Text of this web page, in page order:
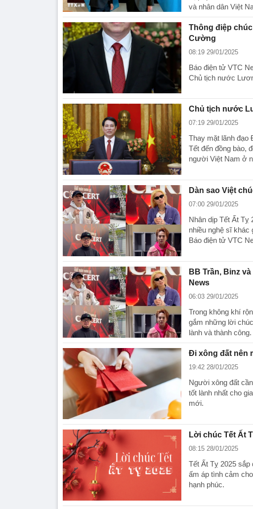
và nhân dân Việt
Thông điệp
Cường
08:19 29/01/2025
Báo điện tử VTC
Chủ tịch nước
Chủ tịch nước
07:19 29/01/2025
Thay mặt lãnh
Tết đến đồng bào,
người Việt Nam ở
Dàn sao Việt
07:00 29/01/2025
Nhân dịp Tết Ất Tỵ
nhiều nghệ sĩ
Báo điện tử VTC
BB Trần, Binz
News
06:03 29/01/2025
Trong không khí
gắm những lời
lành và thành công.
Đi xông đất nên
19:42 28/01/2025
Người xông đất
tốt lành nhất cho
mới.
Lời chúc Tết Ất
08:15 28/01/2025
Tết Ất Tỵ 2025 sắp
ấm áp tình cảm
hạnh phúc.